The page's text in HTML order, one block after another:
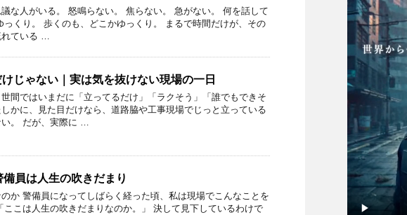
な人がいる。 怒鳴らない。 焦らない。 急がない。 何を話して
っくり。 歩くのも、どこかゆっくり。 まるで時間だけが、その
れている …
じゃない｜実は気を抜けない現場の一日
間ではいまだに「立ってるだけ」「ラクそう」「誰でもできそ
かに、見た目だけなら、道路脇や工事現場でじっと立っている
い。 だが、実際に …
員は人生の吹きだまり
か 警備員になってしばらく経った頃、私は現場でこんなことを
ここは人生の吹きだまりなのか。」 決して見下しているわけで